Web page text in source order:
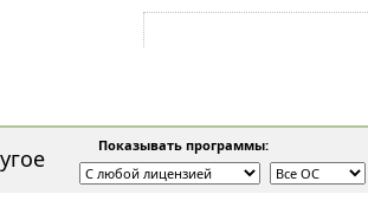
Показывать программы: